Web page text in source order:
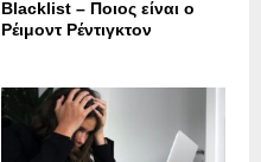
Blacklist – Ποιος είναι ο
Ρέιμοντ Ρέντιγκτον